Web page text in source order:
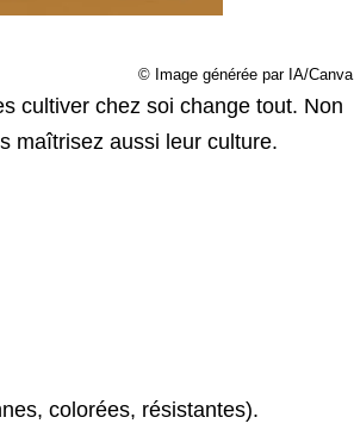
© Image générée par IA/Canva
cultiver chez soi change tout. Non
maîtrisez aussi leur culture.
colorées, résistantes).